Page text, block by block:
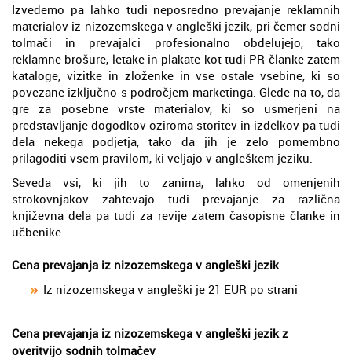
Izvedemo pa lahko tudi neposredno prevajanje reklamnih
materialov iz nizozemskega v angleški jezik, pri čemer sodni
tolmači in prevajalci profesionalno obdelujejo, tako
reklamne brošure, letake in plakate kot tudi PR članke zatem
kataloge, vizitke in zloženke in vse ostale vsebine, ki so
povezane izključno s področjem marketinga. Glede na to, da
gre za posebne vrste materialov, ki so usmerjeni na
predstavljanje dogodkov oziroma storitev in izdelkov pa tudi
dela nekega podjetja, tako da jih je zelo pomembno
prilagoditi vsem pravilom, ki veljajo v angleškem jeziku.
Seveda vsi, ki jih to zanima, lahko od omenjenih
strokovnjakov zahtevajo tudi prevajanje za različna
književna dela pa tudi za revije zatem časopisne članke in
učbenike.
Cena prevajanja iz nizozemskega v angleški jezik
Iz nizozemskega v angleški je 21 EUR po strani
Cena prevajanja iz nizozemskega v angleški jezik z
overitvijo sodnih tolmačev